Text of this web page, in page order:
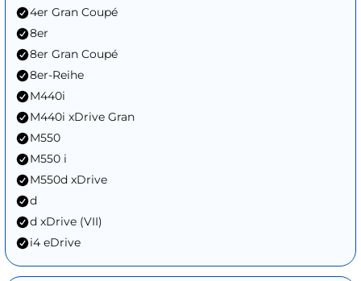
4er Gran Coupé
8er
8er Gran Coupé
8er-Reihe
M440i
M440i xDrive Gran
M550
M550 i
M550d xDrive
d
d xDrive (VII)
i4 eDrive